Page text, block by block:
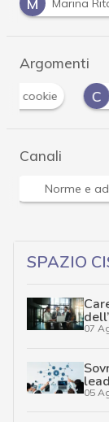
M Marina
Argomenti
C
cookie wall
Canali
Norme e
SPAZIO
07
05